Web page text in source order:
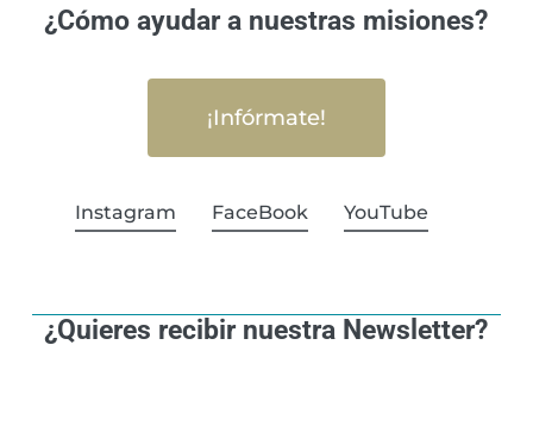
¿Cómo ayudar a nuestras misiones?
¡Infórmate!
Instagram FaceBook YouTube
¿Quieres recibir nuestra Newsletter?